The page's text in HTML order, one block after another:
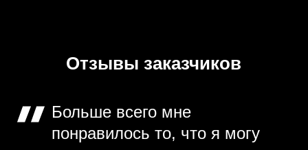
Отзывы заказчиков
Больше всего мне
понравилось то, что я могу